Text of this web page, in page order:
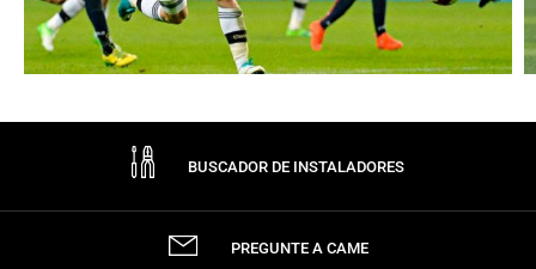
BUSCADOR DE INSTALADORES
PREGUNTE A CAME